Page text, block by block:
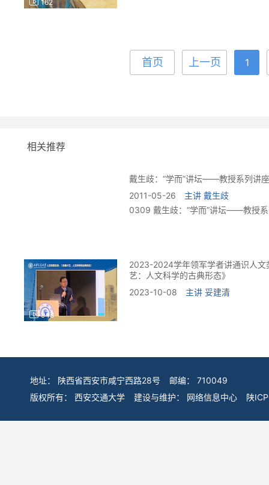
162
首页 上一页 1
相关推荐
戴生歧：“学而”讲坛——教授系列讲
2011-05-26
主讲 戴生歧
0309 戴生歧：“学而”讲坛——教授
943
2023-2024学年领军学者讲通识人文
艺：人文科学的古典形态》
2023-10-08
主讲 妥建清
地址： 陕西省西安市咸宁西路28号 邮编：
710049
版权所有：
西安交通大学 建设与维护： 网络信息中心 陕